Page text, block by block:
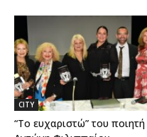
CITY
“Το ευχαριστώ” του ποιητή